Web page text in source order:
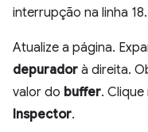
interrupção na linha 18.
Atualize a página.
depurador à direita.
valor do buffer.
Inspector.